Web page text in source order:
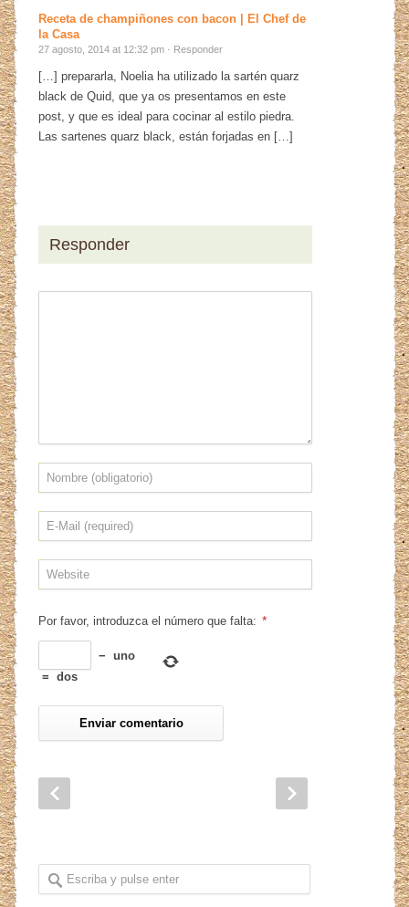
Receta de champiñones con bacon | El Chef de
la Casa
27 agosto, 2014 at 12:32 pm · Responder
[…] prepararla, Noelia ha utilizado la sartén quarz
black de Quid, que ya os presentamos en este
post, y que es ideal para cocinar al estilo piedra.
Las sartenes quarz black, están forjadas en […]
Responder
Por favor, introduzca el número que falta: *
−
uno
=
dos